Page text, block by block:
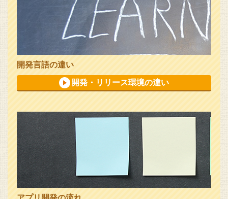
開発言語の違い
開発・リリース環境の違い